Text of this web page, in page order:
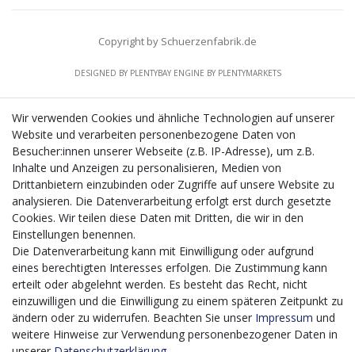
Copyright by Schuerzenfabrik.de
DESIGNED BY PLENTYBAYENGINE BY PLENTYMARKETS
CMS-Softwaresystems zur digitalen Optimierung
von Geschäftsprozessen
Mit dem vorgenannten Projekt, welches im Zeitraum vom
20.12.2023 bis zum 29.02.2024 im Rahmen des
Förderprogrammes Digitalisierung Zuschuss EFRE 2021
bis 2027 umgesetzt wird, möchten wir in die Anschaffung
eines Content-Management-Systems (CMS-
Softwaresystem) investieren, um unseren Online-Shop
künftig selbst verwalten zu können. Diese Software dient
der effizienteren gemeinschaftlichen Erstellung,
Bearbeitung, Organisation und Darstellung digitaler
Inhalte (Content) in unserem Unternehmen. Dies ist
Wir verwenden Cookies und ähnliche Technologien auf unserer
Website und verarbeiten personenbezogene Daten von
Besucher:innen unserer Webseite (z.B. IP-Adresse), um z.B.
Inhalte und Anzeigen zu personalisieren, Medien von
Drittanbietern einzubinden oder Zugriffe auf unsere Website zu
analysieren. Die Datenverarbeitung erfolgt erst durch gesetzte
Cookies. Wir teilen diese Daten mit Dritten, die wir in den
Einstellungen benennen.
Die Datenverarbeitung kann mit Einwilligung oder aufgrund
eines berechtigten Interesses erfolgen. Die Zustimmung kann
erteilt oder abgelehnt werden. Es besteht das Recht, nicht
einzuwilligen und die Einwilligung zu einem späteren Zeitpunkt zu
ändern oder zu widerrufen. Beachten Sie unser Impressum und
weitere Hinweise zur Verwendung personenbezogener Daten in